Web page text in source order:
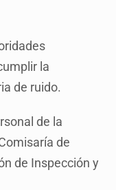
la
de ruido.
de la
de
de Inspección y